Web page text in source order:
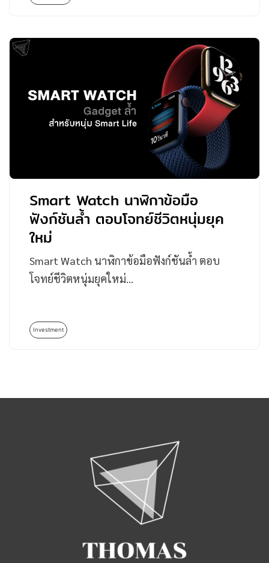
Smart Watch นาฬิกาข้อมือ
ฟังก์ชันล้ำ ตอบโจทย์ชีวิตหนุ่มยุค
ใหม่
Smart Watch นาฬิกาข้อมือฟังก์ชันล้ำ ตอบ
โจทย์ชีวิตหนุ่มยุคใหม่…
Investment